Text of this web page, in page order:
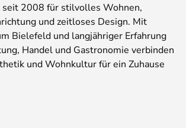
seit 2008 für stilvolles Wohnen,
und zeitloses Design. Mit
Bielefeld und langjähriger Erfahrung
Handel und Gastronomie verbinden
und Wohnkultur für ein Zuhause